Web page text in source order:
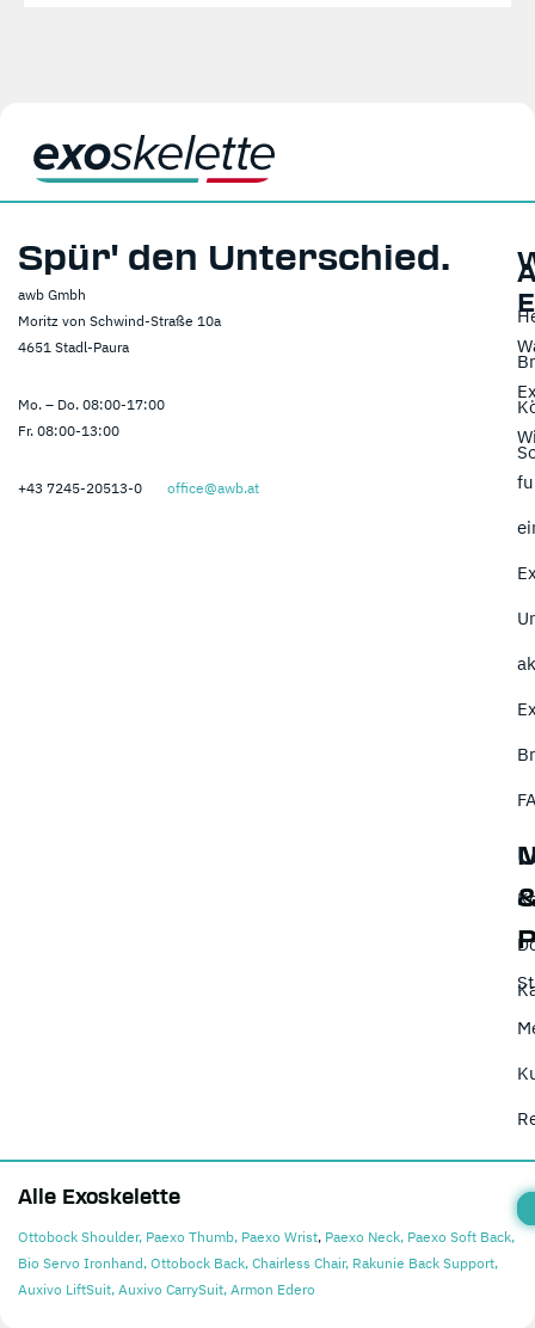
Spür' den Unterschied.
awb Gmbh
Moritz von Schwind-Straße 10a
4651 Stadl-Paura
Mo. – Do. 08:00-17:00
Fr. 08:00-13:00
+43 7245-20513-0 office@awb.at
Alle Exoskelette
Ottobock Shoulder, Paexo Thumb, Paexo Wrist, Paexo Neck, Paexo Soft Back,
Bio Servo Ironhand, Ottobock Back, Chairless Chair, Rakunie Back Support,
Auxivo LiftSuit, Auxivo CarrySuit, Armon Edero